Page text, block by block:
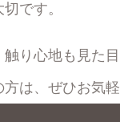
です。
り心地も見た
は、ぜひお気